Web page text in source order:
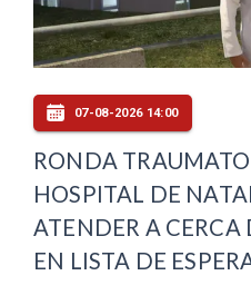
07-08-2026 14:00
RONDA
HOSPITAL DE
ATENDER A CERCA
EN LISTA DE